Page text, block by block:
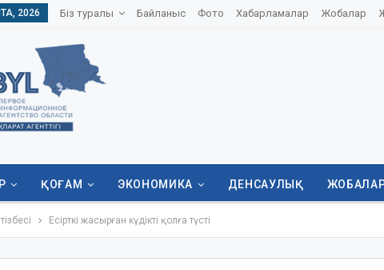
2026 Біз туралы Байланыс Фото Хабарламалар Жобалар
ҚОҒАМ ЭКОНОМИКА ДЕНСАУЛЫҚ
Есірткі жасырған күдікті қолға түсті